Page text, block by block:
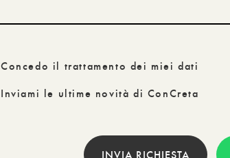
Concedo il trattamento dei miei dati
Inviami le ultime novità di ConCreta
INVIA RICHIESTA